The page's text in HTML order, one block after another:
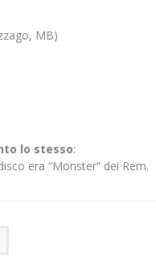
MB)
lo stesso:
era “Monster” dei Rem.